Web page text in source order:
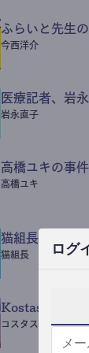
ログ
ふらいと先生
今西洋介
医療記者、岩
岩永直子
高橋ユキの事
高橋ユキ
猫組長POST
猫組長
Kostas
コスタス